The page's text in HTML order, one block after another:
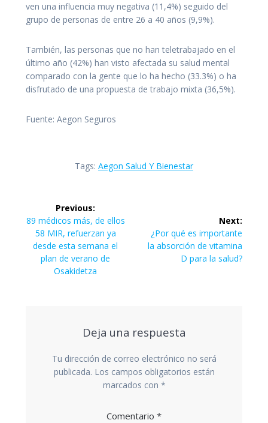
ven una influencia muy negativa (11,4%) seguido del
grupo de personas de entre 26 a 40 años (9,9%).
También, las personas que no han teletrabajado en el
último año (42%) han visto afectada su salud mental
comparado con la gente que lo ha hecho (33.3%) o ha
disfrutado de una propuesta de trabajo mixta (36,5%).
Fuente: Aegon Seguros
Tags: Aegon Salud Y Bienestar
Navegación
de
entradas
Previous:
Previous
post:
89 médicos más, de ellos
58 MIR, refuerzan ya
desde esta semana el
plan de verano de
Osakidetza
Next:
Next
post:
¿Por qué es importante
la absorción de vitamina
D para la salud?
Deja una respuesta
Tu dirección de correo electrónico no será
publicada. Los campos obligatorios están
marcados con *
Comentario *